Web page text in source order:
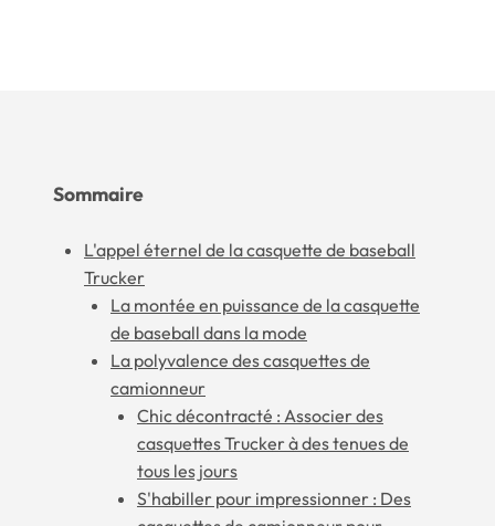
Sommaire
L'appel éternel de la casquette de baseball
Trucker
La montée en puissance de la casquette
de baseball dans la mode
La polyvalence des casquettes de
camionneur
Chic décontracté : Associer des
casquettes Trucker à des tenues de
tous les jours
S'habiller pour impressionner : Des